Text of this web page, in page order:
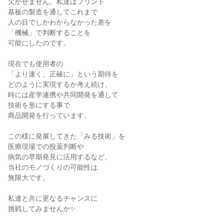
基板の製造を通してこれまで
人の目でしかわからなかった差を
「機械」で判断することを
可能にしたのです。
現在でも使用者の
「より速く、正確に」という期待を
どのように実現するか考え続け、
時には産学連携や共同開発を通して
技術を形にする事で
商品開発を行っています。
この様に発展してきた「みる技術」を
医療現場での投薬判断や
病気の早期発見に活用するなど、
当社のモノづくりの可能性は
無限大です。
私達と共に更なるチャンスに
挑戦してみませんか✨